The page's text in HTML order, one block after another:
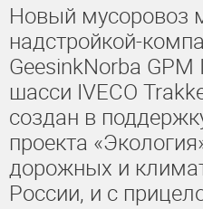
Новый мусоровоз
надстройкой-
GeesinkNorba
шасси IVECO
создан в
проекта
дорожных и
России, и с